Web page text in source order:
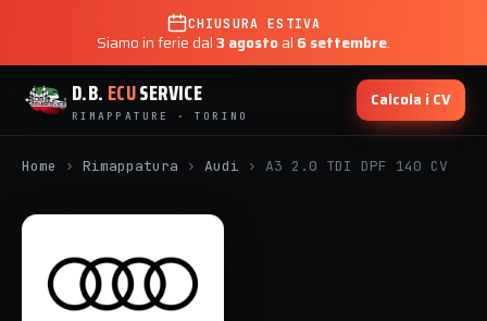
CHIUSURA ESTIVA
Siamo in ferie dal3 agostoal 6 settembre.
D.B. ECUSERVICE
RIMAPPATURE · TORINO
Calcola i CV
Home › Rimappatura › Audi › A3 2.0 TDI DPF 140 CV